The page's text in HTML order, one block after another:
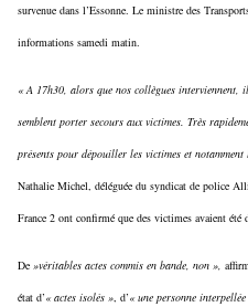
survenue dans l’Essonne. Le ministre des
informations samedi matin.
«A 17h30, alors que nos collègues interviennent,
semblent porter secours aux victimes. Très
présents pour dépouiller les victimes et notamment
Nathalie Michel, déléguée du syndicat de police
France 2 ont confirmé que des victimes avaient été
De »véritables actes commis en bande, non »,
état d’« actes isolés », d’« une personne